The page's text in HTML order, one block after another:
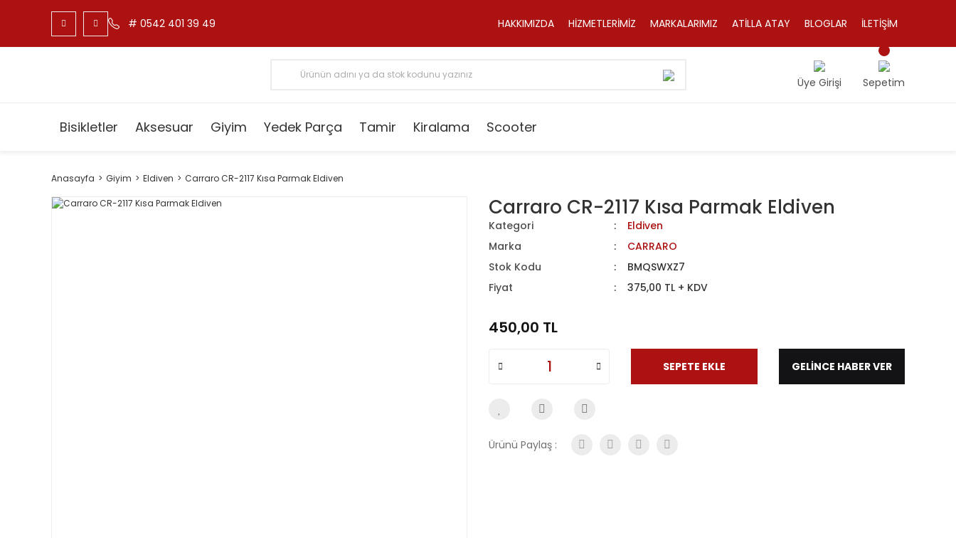
# 0542 401 39 49 HAKKIMIZDA HİZMETLERİMİZ MARKALARIMIZ ATİLLA ATAY BLOGLAR İLETİŞİM
Üye Girişi Sepetim
Bisikletler Aksesuar Giyim Yedek Parça Tamir Kiralama Scooter
Anasayfa Giyim Eldiven Carraro CR-2117 Kısa Parmak Eldiven
Carraro CR-2117 Kısa Parmak Eldiven
Kategori
Eldiven
Marka
CARRARO
Stok Kodu
BMQSWXZ7
Fiyat
375,00 TL + KDV
450,00 TL
SEPETE EKLE GELİNCE HABER VER
Ürünü Paylaş :